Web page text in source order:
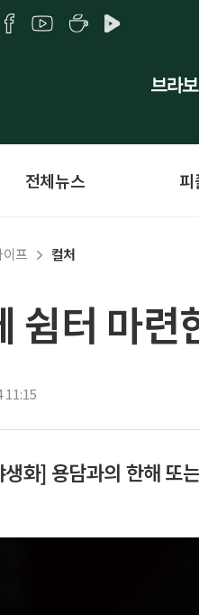
전체뉴스 피
프 컬처
쉼터 마련
11:15
생화] 용담과의 한해